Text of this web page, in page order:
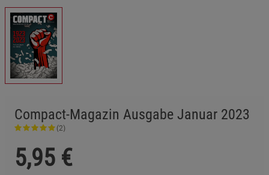
Compact-Magazin Ausgabe Januar 2023
(2)
5,95 €